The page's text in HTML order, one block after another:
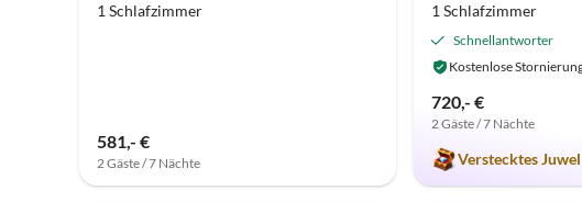
1 Schlafzimmer
581,- €
2 Gäste / 7 Nächte
1 Schlafzimmer
Schnellantworter
Kostenlose
720,- €
2 Gäste / 7 Nächte
Verstecktes Juwel
5.0 (5) 4.5 (2)